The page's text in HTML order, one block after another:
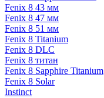
Fenix 8 43 мм
Fenix 8 47 мм
Fenix 8 51 мм
Fenix 8 Titanium
Fenix 8 DLC
Fenix 8 титан
Fenix 8 Sapphire Titanium
Fenix 8 Solar
Instinct